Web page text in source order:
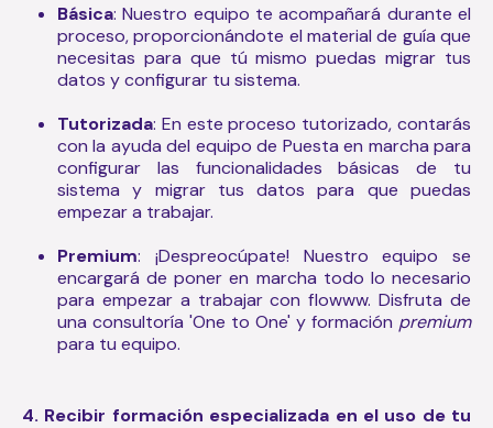
Básica: Nuestro equipo te acompañará durante el
proceso, proporcionándote el material de guía que
necesitas para que tú mismo puedas migrar tus
datos y configurar tu sistema.
Tutorizada: En este proceso tutorizado, contarás
con la ayuda del equipo de Puesta en marcha para
configurar las funcionalidades básicas de tu
sistema y migrar tus datos para que puedas
empezar a trabajar.
Premium: ¡Despreocúpate! Nuestro equipo se
encargará de poner en marcha todo lo necesario
para empezar a trabajar con flowww. Disfruta de
una consultoría 'One to One' y formación premium
para tu equipo.
4. Recibir formación especializada en el uso de tu